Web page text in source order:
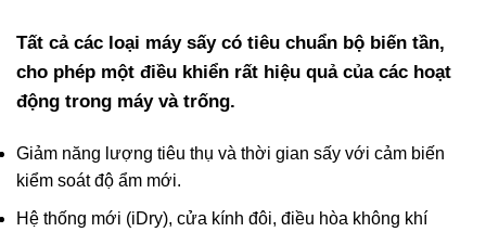
Tất cả các loại máy sấycó tiêu chuẩn bộ biến tần,
cho phép một điều khiển rất hiệu quả của các hoạt
động trong máy và trống.
Giảm năng lượng tiêu thụ và thời gian sấy với cảm biến
kiểm soát độ ẩm mới.
Hệ thống mới (iDry), cửa kính đôi, điều hòa không khí